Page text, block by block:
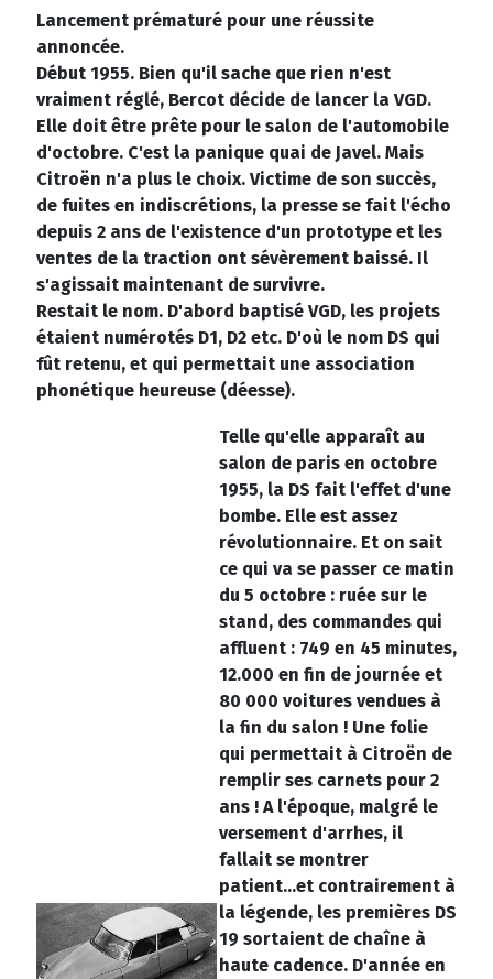
Lancement prématuré pour une réussite
annoncée.
Début 1955. Bien qu'il sache que rien n'est
vraiment réglé, Bercot décide de lancer la VGD.
Elle doit être prête pour le salon de l'automobile
d'octobre. C'est la panique quai de Javel. Mais
Citroën n'a plus le choix. Victime de son succès,
de fuites en indiscrétions, la presse se fait l'écho
depuis 2 ans de l'existence d'un prototype et les
ventes de la traction ont sévèrement baissé. Il
s'agissait maintenant de survivre.
Restait le nom. D'abord baptisé VGD, les projets
étaient numérotés D1, D2 etc. D'où le nom DS qui
fût retenu, et qui permettait une association
phonétique heureuse (déesse).
Telle qu'elle apparaît au
salon de paris en octobre
1955, la DS fait l'effet d'une
bombe. Elle est assez
révolutionnaire. Et on sait
ce qui va se passer ce matin
du 5 octobre : ruée sur le
stand, des commandes qui
affluent : 749 en 45 minutes,
12.000 en fin de journée et
80 000 voitures vendues à
la fin du salon ! Une folie
qui permettait à Citroën de
remplir ses carnets pour 2
ans ! A l'époque, malgré le
versement d'arrhes, il
fallait se montrer
patient...et contrairement à
la légende, les premières DS
19 sortaient de chaîne à
haute cadence. D'année en